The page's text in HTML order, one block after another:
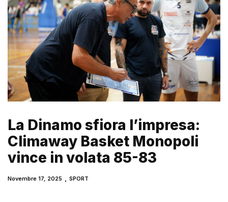
La Dinamo sfiora l’impresa:
Climaway Basket Monopoli
vince in volata 85-83
Novembre 17, 2025 SPORT